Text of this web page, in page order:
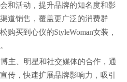
和活动，提升品牌的知名度和影
道销售，覆盖更广泛的消费群
购买到心仪的StyleWoman女装，
主、明星和社交媒体的合作，通
传，快速扩展品牌影响力，吸引